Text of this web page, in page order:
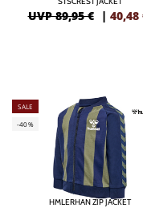
UVP 89,95 € | 40,48
SALE
-40%
HMLERHAN ZIP JACKET